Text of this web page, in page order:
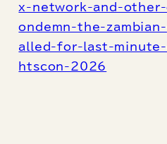
x-network-and-
ondemn-the-
alled-for-last-
htscon-2026